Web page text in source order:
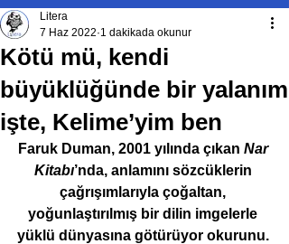
Kötü mü, kendi
büyüklüğünde bir yalanım
işte, Kelime’yim ben
Litera
7 Haz 2022 1 dakikada okunur
Faruk Duman, 2001 yılında çıkan Nar
Kitabı’nda, anlamını sözcüklerin
çağrışımlarıyla çoğaltan,
yoğunlaştırılmış bir dilin imgelerle
yüklü dünyasına götürüyor okurunu.